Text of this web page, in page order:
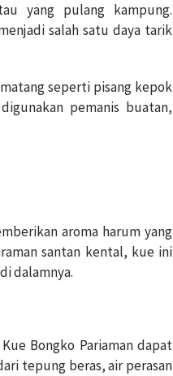
yang pulang kampung.
salah satu daya tarik
seperti pisang kepok
pemanis buatan,
aroma harum yang
santan kental, kue ini
dalamnya.
Bongko Pariaman dapat
tepung beras, air perasan